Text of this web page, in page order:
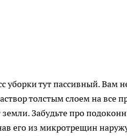
уборки тут пассивный. Вам
толстым слоем на все
Забудьте про
его из микротрещин